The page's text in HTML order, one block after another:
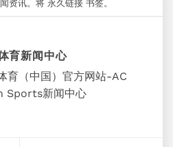
资讯。将 永久链接 书签。
育新闻中心
育（中国）官方网站-AC
Sports新闻中心